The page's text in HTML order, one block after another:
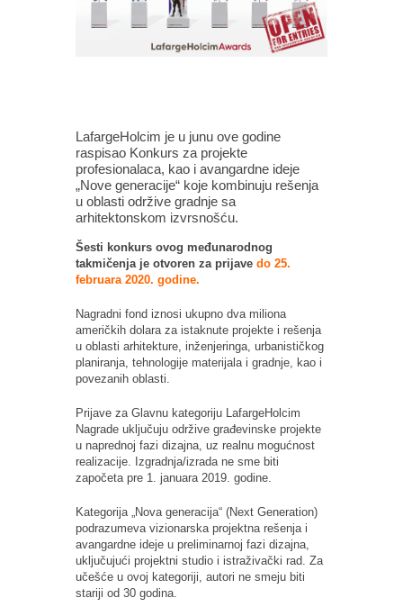
LafargeHolcim je u junu ove godine
raspisao Konkurs za projekte
profesionalaca, kao i avangardne ideje
„Nove generacije“ koje kombinuju rešenja
u oblasti održive gradnje sa
arhitektonskom izvrsnošću.
Šesti konkurs ovog međunarodnog
takmičenja je otvoren za prijave do 25.
februara 2020. godine.
Nagradni fond iznosi ukupno dva miliona
američkih dolara za istaknute projekte i rešenja
u oblasti arhitekture, inženjeringa, urbanističkog
planiranja, tehnologije materijala i gradnje, kao i
povezanih oblasti.
Prijave za Glavnu kategoriju LafargeHolcim
Nagrade uključuju održive građevinske projekte
u naprednoj fazi dizajna, uz realnu mogućnost
realizacije. Izgradnja/izrada ne sme biti
započeta pre 1. januara 2019. godine.
Kategorija „Nova generacija“ (Next Generation)
podrazumeva vizionarska projektna rešenja i
avangardne ideje u preliminarnoj fazi dizajna,
uključujući projektni studio i istraživački rad. Za
učešće u ovoj kategoriji, autori ne smeju biti
stariji od 30 godina.